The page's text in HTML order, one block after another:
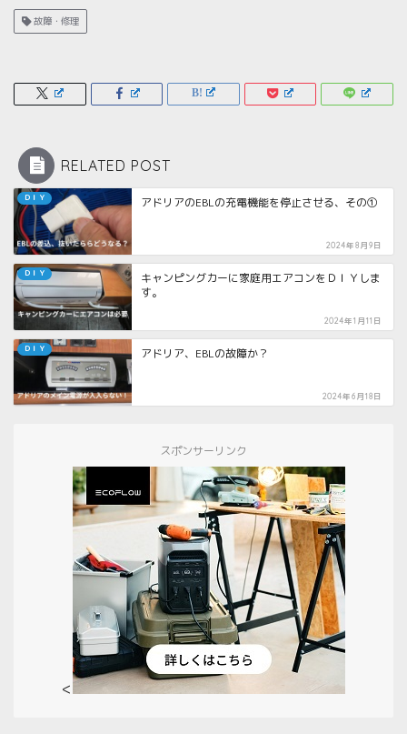
故障・修理
RELATED POST
ＤＩＹ アドリアのEBLの充電機能を停止させる、その①
2024年8月9日
ＤＩＹ
キャンピングカーに家庭用エアコンをＤＩＹしま
す。
2024年1月11日
ＤＩＹ アドリア、EBLの故障か？
2024年6月18日
スポンサーリンク
<